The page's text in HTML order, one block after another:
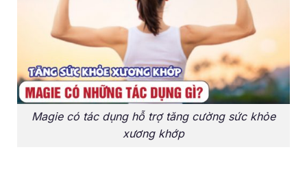
Magie có tác dụng hỗ trợ tăng cường sức khỏe
xương khớp